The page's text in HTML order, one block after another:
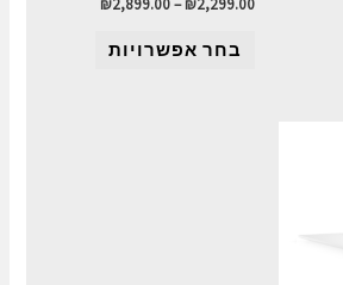
בחר אפשרויות